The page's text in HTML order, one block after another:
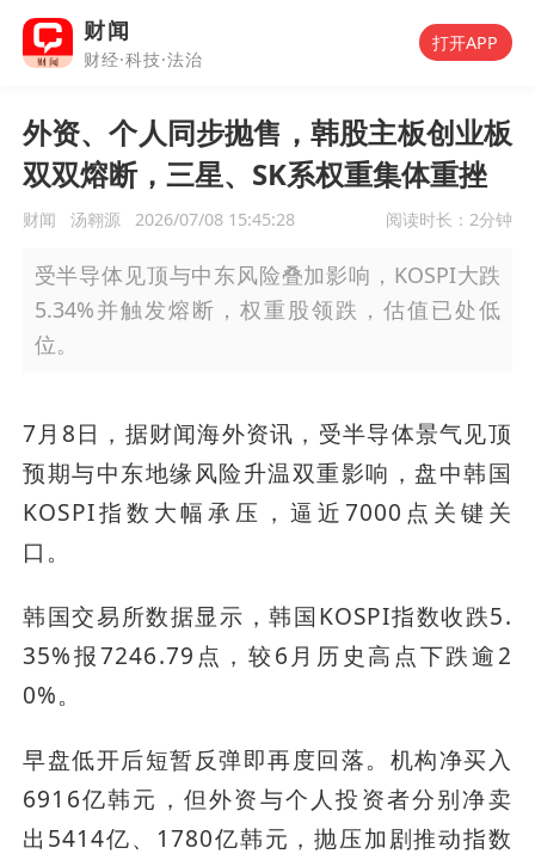
财闻
财经·科技·法治
打开APP
外资、个人同步抛售，韩股主板创业板
双双熔断，三星、SK系权重集体重挫
财闻 汤翱源 2026/07/08 15:45:28 阅读时长： 2分钟
受半导体见顶与中东风险叠加影响，KOSPI大跌
5.34%并触发熔断，权重股领跌，估值已处低
位。
7月8日，据财闻海外资讯，受半导体景气见顶
预期与中东地缘风险升温双重影响，盘中韩国
KOSPI指数大幅承压，逼近7000点关键关
口。
韩国交易所数据显示，韩国KOSPI指数收跌5.
35%报7246.79点，较6月历史高点下跌逾2
0%。
早盘低开后短暂反弹即再度回落。机构净买入
6916亿韩元，但外资与个人投资者分别净卖
出5414亿、1780亿韩元，抛压加剧推动指数